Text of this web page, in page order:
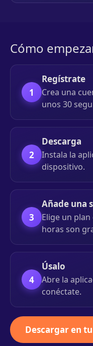
Cómo
1
Regístrate
Crea una
unos 30
2
Descarga
Instala la
dispositivo.
3
Añade una
Elige un
horas son
4
Úsalo
Abre la
conéctate.
Descargar en